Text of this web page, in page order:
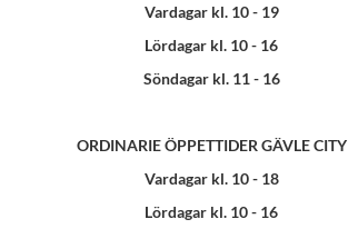
Vardagar kl. 10 - 19
Lördagar kl. 10 - 16
Söndagar kl. 11 - 16
ORDINARIE ÖPPETTIDER GÄVLE CITY
Vardagar kl. 10 - 18
Lördagar kl. 10 - 16